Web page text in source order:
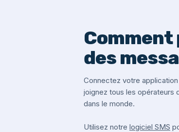
Comment
des
Connectez votre
joignez tous les opérateurs
dans le monde.
Utilisez notre logiciel SMS